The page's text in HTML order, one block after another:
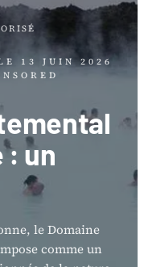
13 JUIN 2026
: un
le Domaine
comme un